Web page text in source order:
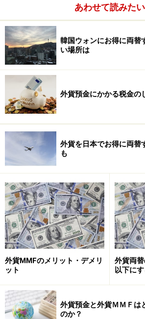
スタイルを大切にしたいという発想
なっています。
Ｑ：
開発チームが特にこだわった点を教
Ａ：
外貨預金は為替手数料が高いとか、
んな批評の声も多く耳にしてきまし
数料は下げて、金利は上げよう！」
ム全員がとことん注力しました。
あわせて読みたい
韓国ウォンにお得に両替
い場所は
外貨預金にかかる税金の
外貨を日本でお得に両替
も
外貨MMFのメリット・デメリ
ット
外貨両
以下に
外貨預金と外貨ＭＭＦは
のか？